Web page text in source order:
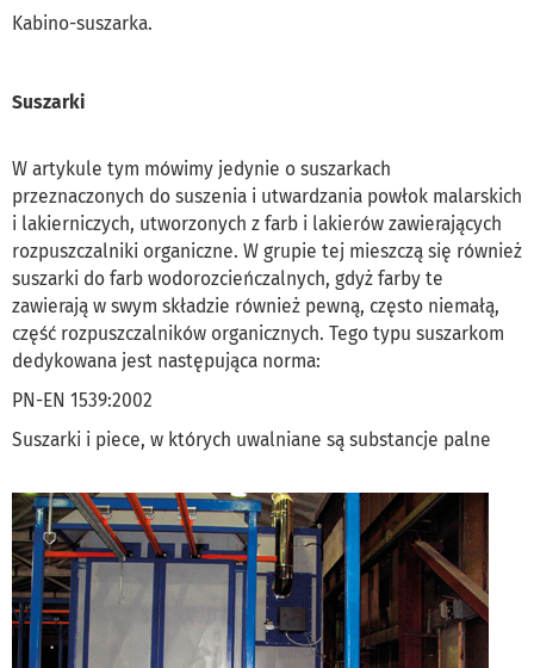
Kabino-suszarka.
Suszarki
W artykule tym mówimy jedynie o suszarkach
przeznaczonych do suszenia i utwardzania powłok malarskich
i lakierniczych, utworzonych z farb i lakierów zawierających
rozpuszczalniki organiczne. W grupie tej mieszczą się również
suszarki do farb wodorozcieńczalnych, gdyż farby te
zawierają w swym składzie również pewną, często niemałą,
część rozpuszczalników organicznych. Tego typu suszarkom
dedykowana jest następująca norma:
PN-EN 1539:2002
Suszarki i piece, w których uwalniane są substancje palne